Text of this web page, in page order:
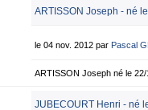
ARTISSON Joseph - né
le 04 nov. 2012 par Pascal
ARTISSON Joseph né le
JUBECOURT Henri - né